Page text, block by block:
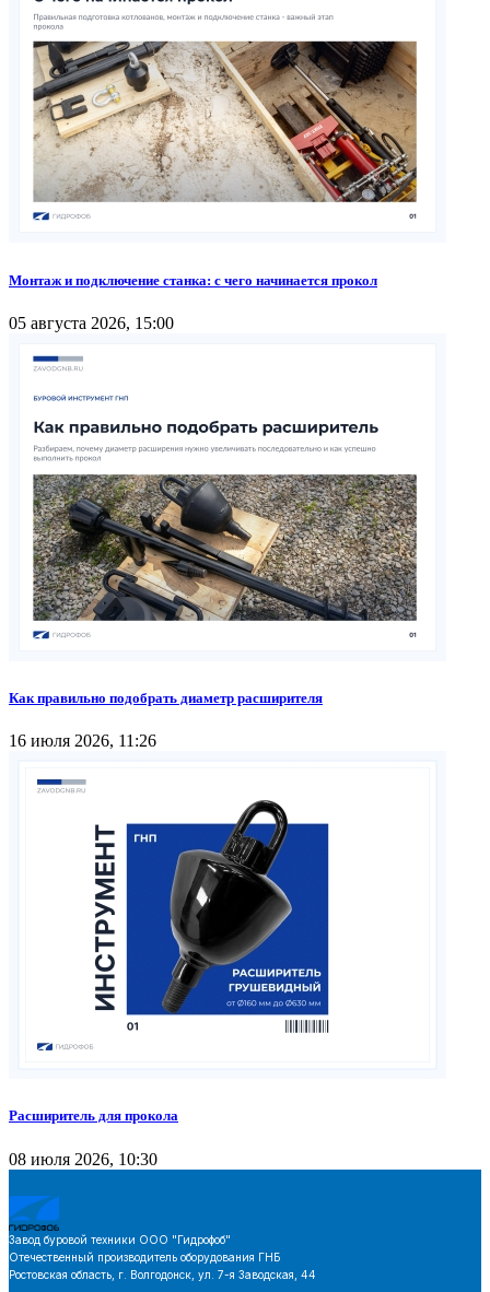
Монтаж и подключение станка: с чего начинается прокол
05 августа 2026, 15:00
Как правильно подобрать диаметр расширителя
16 июля 2026, 11:26
Расширитель для прокола
08 июля 2026, 10:30
Завод буровой техники ООО "Гидрофоб"
Отечественный производитель оборудования ГНБ
Ростовская область, г. Волгодонск, ул. 7-я Заводская, 44